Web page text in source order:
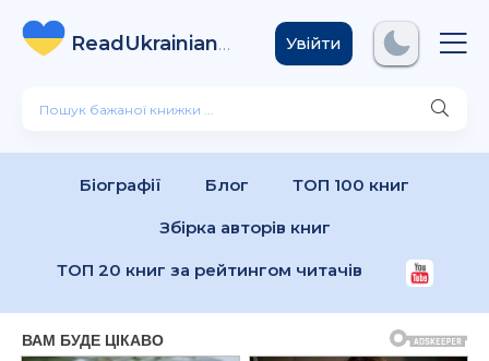
ReadUkrainian
Books .com
Увійти
Біографії Блог ТОП 100 книг
Збірка авторів книг
ТОП 20 книг за рейтингом читачів